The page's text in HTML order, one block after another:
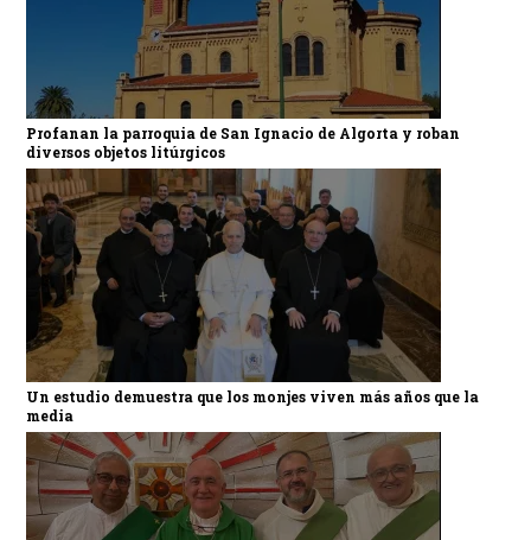
Profanan la parroquia de San Ignacio de Algorta y roban
diversos objetos litúrgicos
Un estudio demuestra que los monjes viven más años que la
media